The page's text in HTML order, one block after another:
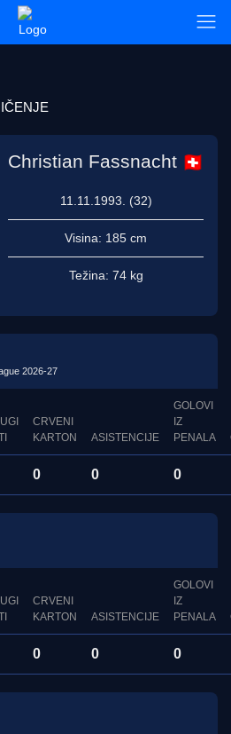
Christian Fassnacht
11.11.1993. (32)
Visina: 185 cm
Težina: 74 kg
2026-27
CRVENI
KARTON
ASISTENCIJE
GOLOVI
IZ
PENALA
0 0 0
CRVENI
KARTON
ASISTENCIJE
GOLOVI
IZ
PENALA
0 0 0